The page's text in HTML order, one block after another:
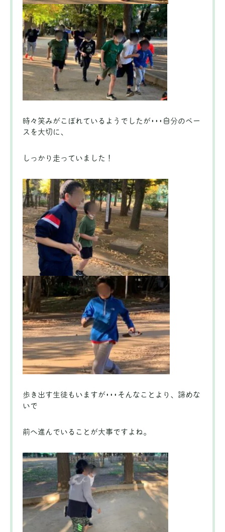
時々笑みがこぼれているようでしたが･･･自分のペー
スを大切に、
しっかり走っていました！
歩き出す生徒もいますが･･･そんなことより、諦めな
いで
前へ進んでいることが大事ですよね。